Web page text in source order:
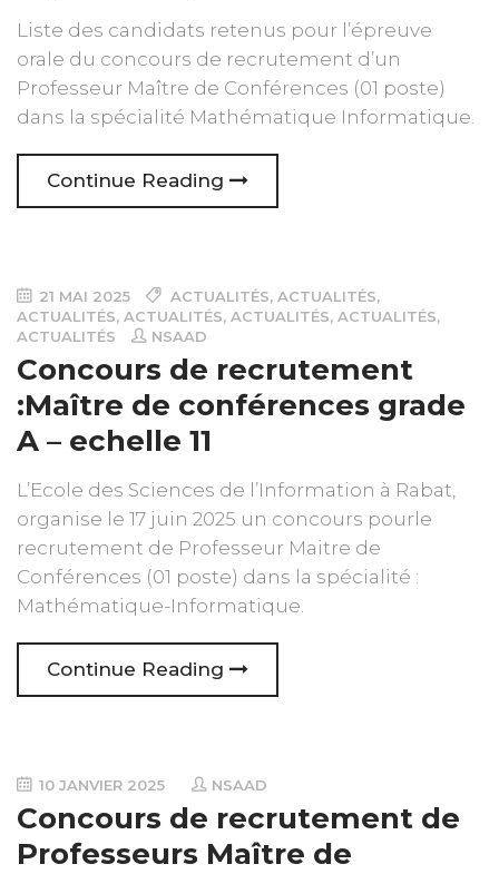
Liste des candidats retenus pour l’épreuve
orale du concours de recrutement d’un
Professeur Maître de Conférences (01 poste)
dans la spécialité Mathématique Informatique.
Continue Reading
21 MAI 2025 ACTUALITÉS, ACTUALITÉS,
ACTUALITÉS, ACTUALITÉS, ACTUALITÉS, ACTUALITÉS,
ACTUALITÉS
NSAAD
Concours de recrutement
:Maître de conférences grade
A – echelle 11
L’Ecole des Sciences de l’Information à Rabat,
organise le 17 juin 2025 un concours pourle
recrutement de Professeur Maitre de
Conférences (01 poste) dans la spécialité :
Mathématique-Informatique.
Continue Reading
10 JANVIER 2025 NSAAD
Concours de recrutement de
Professeurs Maître de